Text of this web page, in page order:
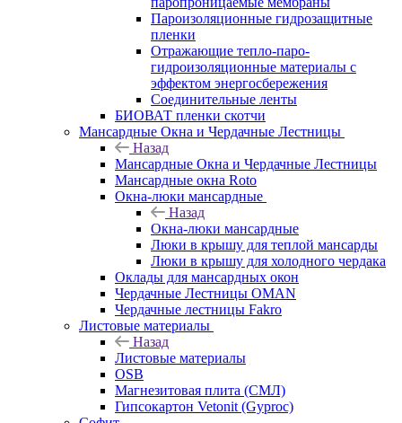
Пароизоляционные гидрозащитные
пленки
Отражающие тепло-паро-
гидроизоляционные материалы с
эффектом энергосбережения
Соединительные ленты
БИОВАТ пленки скотчи
Мансардные Окна и Чердачные Лестницы
Назад
Мансардные Окна и Чердачные Лестницы
Мансардные окна Roto
Окна-люки мансардные
Назад
Окна-люки мансардные
Люки в крышу для теплой мансарды
Люки в крышу для холодного чердака
Оклады для мансардных окон
Чердачные Лестницы OMAN
Чердачные лестницы Fakro
Листовые материалы
Назад
Листовые материалы
OSB
Магнезитовая плита (СМЛ)
Гипсокартон Vetonit (Gyproc)